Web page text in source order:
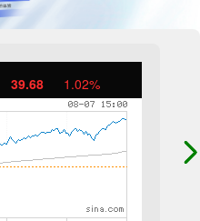
39.68 1.02%